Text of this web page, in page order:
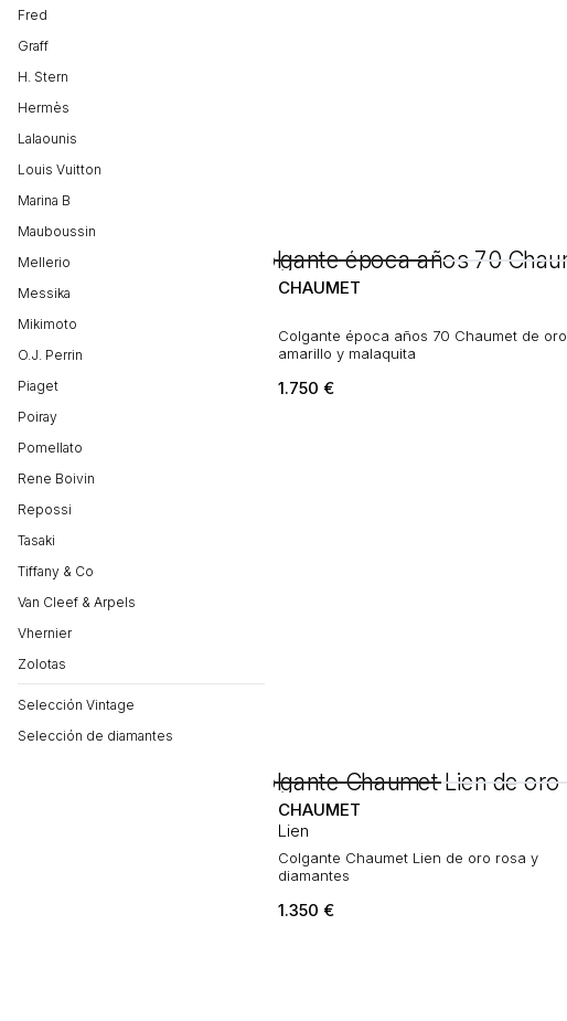
Fred
Graff
H. Stern
Hermès
Lalaounis
Louis Vuitton
Marina B
Mauboussin
Mellerio
Messika
Mikimoto
O.J. Perrin
Piaget
Poiray
Pomellato
Rene Boivin
Repossi
Tasaki
Tiffany & Co
Van Cleef & Arpels
Vhernier
Zolotas
Selección Vintage
Selección de diamantes
CHAUMET
Colgante época años 70 Chaumet de oro
amarillo y malaquita
1.750 €
CHAUMET
Lien
Colgante Chaumet Lien de oro rosa y
diamantes
1.350 €